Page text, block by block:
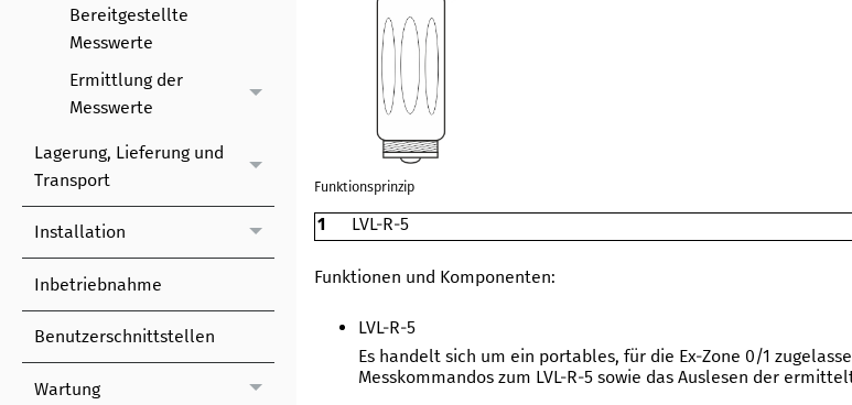
Bereitgestellte
Messwerte
Ermittlung der
Messwerte
Lagerung, Lieferung und
Transport
Installation
Inbetriebnahme
Benutzerschnittstellen
Wartung
Funktionsprinzip
1 LVL-R-5
Funktionen und Komponenten:
LVL-R-5
Es handelt sich um ein portables, für die Ex-Zone 0/1
Messkommandos zum LVL-R-5 sowie das Auslesen der